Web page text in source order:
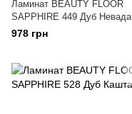
Ламинат BEAUTY FLOOR
SAPPHIRE 449 Дуб Невада
978 грн